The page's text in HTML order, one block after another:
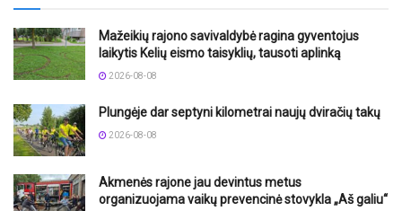
Mažeikių rajono savivaldybė ragina gyventojus
laikytis Kelių eismo taisyklių, tausoti aplinką
2026-08-08
Plungėje dar septyni kilometrai naujų dviračių takų
2026-08-08
Akmenės rajone jau devintus metus
organizuojama vaikų prevencinė stovykla „Aš galiu“